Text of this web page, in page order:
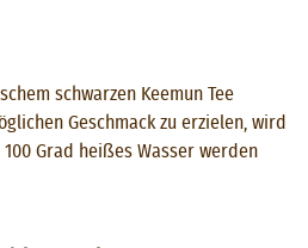
schwarzen Keemun Tee
Geschmack zu erzielen, wird
Grad heißes Wasser werden